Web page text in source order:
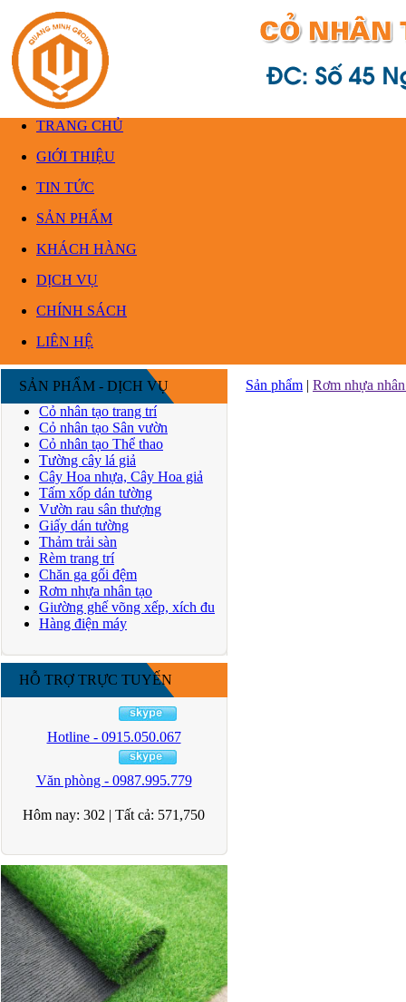
TRANG CHỦ
GIỚI THIỆU
TIN TỨC
SẢN PHẨM
KHÁCH HÀNG
DỊCH VỤ
CHÍNH SÁCH
LIÊN HỆ
SẢN PHẨM - DỊCH VỤ
Cỏ nhân tạo trang trí
Cỏ nhân tạo Sân vườn
Cỏ nhân tạo Thể thao
Tường cây lá giả
Cây Hoa nhựa, Cây Hoa giả
Tấm xốp dán tường
Vườn rau sân thượng
Giấy dán tường
Thảm trải sàn
Rèm trang trí
Chăn ga gối đệm
Rơm nhựa nhân tạo
Giường ghế võng xếp, xích đu
Hàng điện máy
HỖ TRỢ TRỰC TUYẾN
Hotline - 0915.050.067
Văn phòng - 0987.995.779
Hôm nay: 302 | Tất cả: 571,750
Sản phẩm | Rơm nhựa